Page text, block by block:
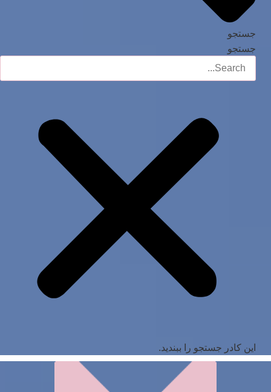
جستجو
جستجو
این کادر جستجو را ببندید.